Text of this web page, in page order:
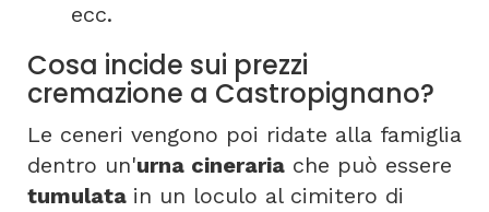
ecc.
Cosa incide sui prezzi
cremazione a Castropignano?
Le ceneri vengono poi ridate alla famiglia
dentro un'urna cineraria che può essere
tumulata in un loculo al cimitero di